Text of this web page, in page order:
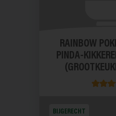
RAINBOW
PINDA-
BIJGERECHT